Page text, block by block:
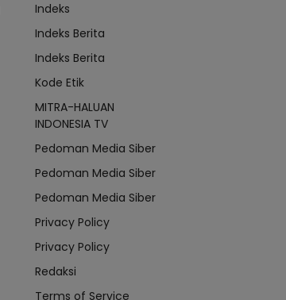
Indeks
Indeks Berita
Indeks Berita
Kode Etik
MITRA-HALUAN
INDONESIA TV
Pedoman Media Siber
Pedoman Media Siber
Pedoman Media Siber
Privacy Policy
Privacy Policy
Redaksi
Terms of Service